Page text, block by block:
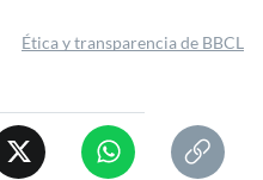
Ética y transparencia de BBCL